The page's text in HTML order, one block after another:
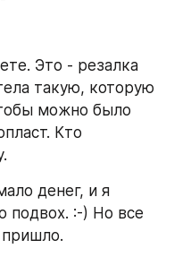
Это - резалка
такую, которую
можно было
Кто
денег, и я
подвох. :-) Но все
пришло.